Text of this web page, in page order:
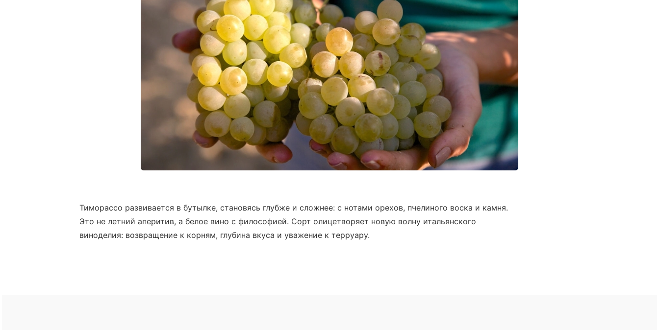
Тиморассо развивается в бутылке, становясь глубже и сложнее: с нотами орехов, пчелиного воска и камня.
Это не летний аперитив, а белое вино с философией. Сорт олицетворяет новую волну итальянского
виноделия: возвращение к корням, глубина вкуса и уважение к терруару.